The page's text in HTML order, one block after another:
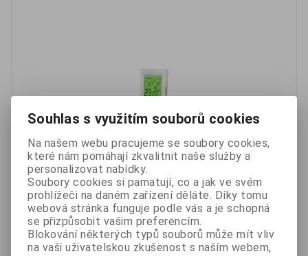
Jak postupovat při krádeži osobních věcí a které kroky
provést nejdříve, abyste zamezili dalším případným
škodám při zneužití odcizených věcí. Zablokování...
Souhlas s využitím souborů cookies
Na našem webu pracujeme se soubory cookies,
které nám pomáhají zkvalitnit naše služby a
personalizovat nabídky.
Soubory cookies si pamatují, co a jak ve svém
prohlížeči na daném zařízení děláte. Díky tomu
webová stránka funguje podle vás a je schopná
se přizpůsobit vašim preferencím.
Blokování některých typů souborů může mít vliv
na vaši uživatelskou zkušenost s naším webem,